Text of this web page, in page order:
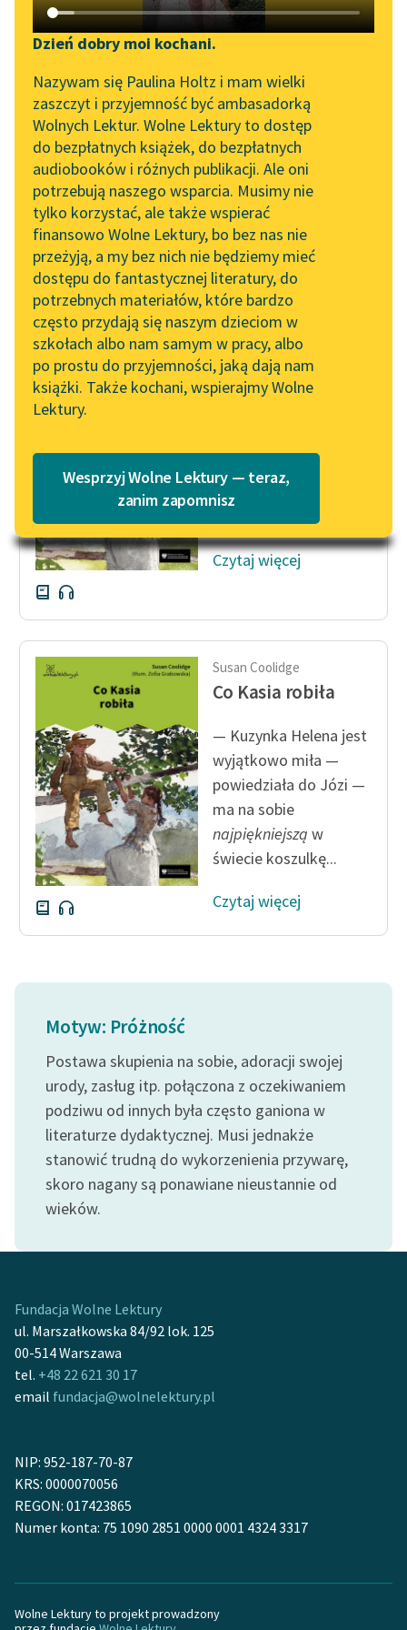
Katalog DAISY
Podkasty o książkach
Zgłoś brak utworu
Aktualności
„Prokurator Alicja Horn”
do słuchania
Byliśmy częścią AI Impact
Lab
Zapraszamy na spotkanie
online z tłumaczkami
literatury skandynawskiej
Spotkanie z Katarzyną
Tunkiel w Oslo
102. lata temu zmarł
Joseph Conrad
Lektury szkolne i klasyka
literatury do słuchania dla
uczennic i uczniów z
niepełnosprawnościami
E-kolekcja lektur
szkolnych i literatury do
słuchania dla uczennic i
uczniów z
niepełnosprawnościami
Feministyczne inspiracje.
Popularyzacja
skandynawskiej literatury
feministycznej
Ręce pełne poezji
Kolekcje edukacyjne
twórców przechodzących
do domeny publicznej,
lektur szkolnych oraz
Odkurzamy bohaterów
Szkoła Poezji Wolnych
Narzędzia
Mapa Wolnych Lektur
Leśmianator
Przewodnik dla piszących i
czytających
API
OAI-PMH
Widget Wolnych Lektur
Przypisy
Katalog w formacie PDF
O nas
Kontakt
O projekcie
Zespół
Logotypy
Materiały promocyjne
Polityka prywatności
Dane fundacji i
sprawozdania finansowe
Regulamin darowizn
wrażliwych
Deklaracja dostępności
Dzień dobry moi kochani.
Nazywam się Paulina Holtz i mam wielki
zaszczyt i przyjemność być ambasadorką
Wolnych Lektur. Wolne Lektury to dostęp
do bezpłatnych książek, do bezpłatnych
audiobooków i różnych publikacji. Ale oni
potrzebują naszego wsparcia. Musimy nie
tylko korzystać, ale także wspierać
finansowo Wolne Lektury, bo bez nas nie
przeżyją, a my bez nich nie będziemy mieć
dostępu do fantastycznej literatury, do
potrzebnych materiałów, które bardzo
często przydają się naszym dzieciom w
szkołach albo nam samym w pracy, albo
po prostu do przyjemności, jaką dają nam
książki. Także kochani, wspierajmy Wolne
Lektury.
Wesprzyj Wolne Lektury — teraz,
zanim zapomnisz
Susan Coolidge
Powiem ci, Kasiu, co o
tym myślę: piękne
rzeczy nie czynią
człowieka bardziej
próżnym niż...
Czytaj więcej
Susan Coolidge
Co Kasia robiła
przez się, że chore
osoby muszą być
Czytaj więcej
Susan Coolidge
Co Kasia robiła
— Kuzynka Helena jest
wyjątkowo miła —
powiedziała do Józi —
ma na sobie
najpiękniejszą w
świecie koszulkę...
Czytaj więcej
Motyw: Próżność
Postawa skupienia na sobie, adoracji swojej
urody, zasług itp. połączona z oczekiwaniem
podziwu od innych była często ganiona w
literaturze dydaktycznej. Musi jednakże
stanowić trudną do wykorzenienia przywarę,
skoro nagany są ponawiane nieustannie od
wieków.
Fundacja Wolne Lektury
ul. Marszałkowska 84/92 lok. 125
00-514 Warszawa
tel. +48 22 621 30 17
email fundacja@wolnelektury.pl
NIP: 952-187-70-87
KRS: 0000070056
REGON: 017423865
Numer konta: 75 1090 2851 0000 0001 4324 3317
Wolne Lektury to projekt prowadzony